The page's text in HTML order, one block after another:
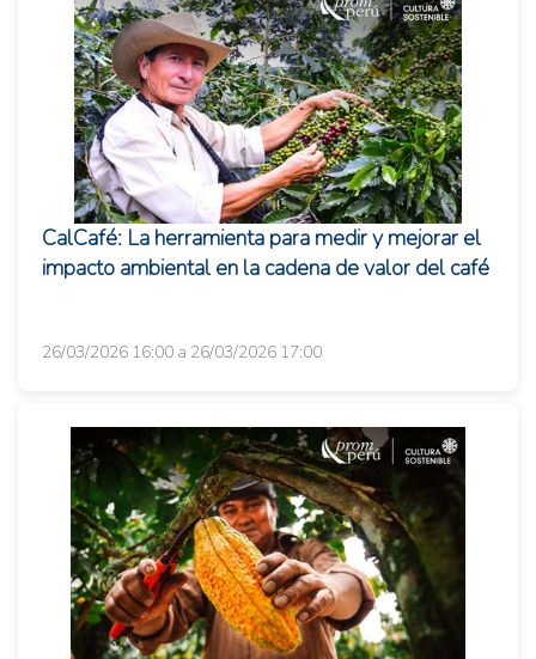
CalCafé: La herramienta para medir y mejorar el
impacto ambiental en la cadena de valor del café
26/03/2026 16:00 a 26/03/2026 17:00